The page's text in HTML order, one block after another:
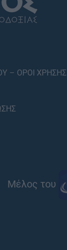
– ΟΡΟΙ ΧΡΗΣΗΣ
Μέλος του